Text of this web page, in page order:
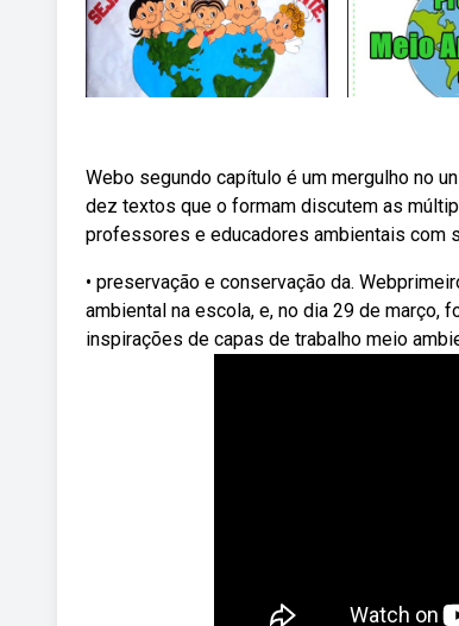
Webo segundo capítulo é um mergulho no
dez textos que o formam discutem as
professores e educadores ambientais com
• preservação e conservação da.
ambiental na escola, e, no dia 29 de
inspirações de capas de trabalho meio